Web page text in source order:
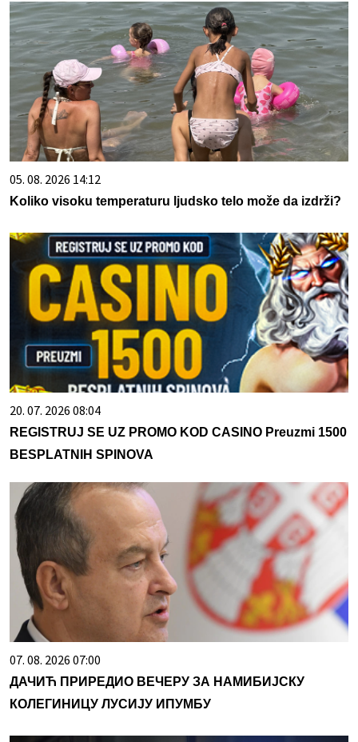
05. 08. 2026 14:12
Koliko visoku temperaturu ljudsko telo može da izdrži?
20. 07. 2026 08:04
REGISTRUJ SE UZ PROMO KOD CASINO Preuzmi 1500
BESPLATNIH SPINOVA
07. 08. 2026 07:00
ДАЧИЋ ПРИРЕДИО ВЕЧЕРУ ЗА НАМИБИЈСКУ
КОЛЕГИНИЦУ ЛУСИЈУ ИПУМБУ